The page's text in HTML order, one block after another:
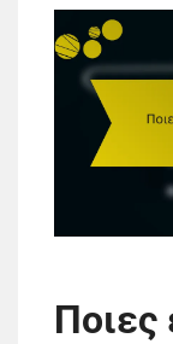
Ποιες